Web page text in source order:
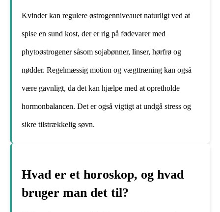
Kvinder kan regulere østrogenniveauet naturligt ved at
spise en sund kost, der er rig på fødevarer med
phytoøstrogener såsom sojabønner, linser, hørfrø og
nødder. Regelmæssig motion og vægttræning kan også
være gavnligt, da det kan hjælpe med at opretholde
hormonbalancen. Det er også vigtigt at undgå stress og
sikre tilstrækkelig søvn.
Hvad er et horoskop, og hvad
bruger man det til?